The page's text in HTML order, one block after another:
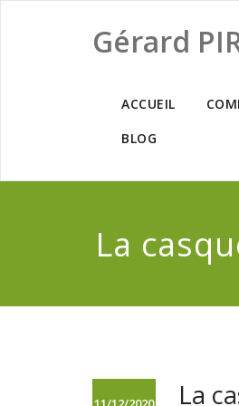
Gérard
ACCUEIL
BLOG
La
La